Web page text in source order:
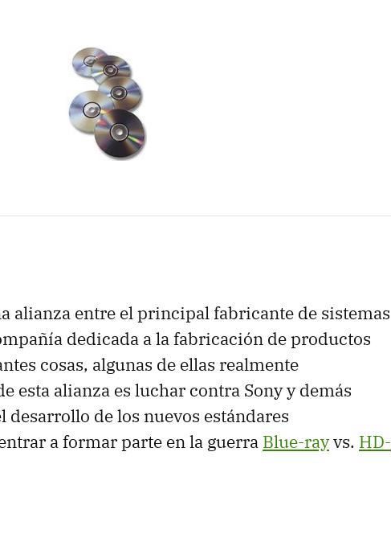
alianza entre el principal fabricante de sistemas
dedicada a la fabricación de productos
cosas, algunas de ellas realmente
esta alianza es luchar contra Sony y demás
desarrollo de los nuevos estándares
a formar parte en la guerra Blue-rayvs. HD-